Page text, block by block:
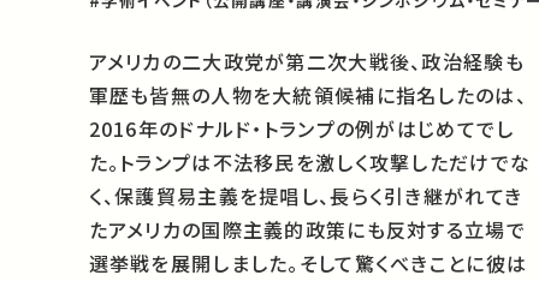
アメリカの二大政党が第二次大戦後、政治経験も
軍歴も皆無の人物を大統領候補に指名したのは、
2016年のドナルド・トランプの例がはじめてでし
た。トランプは不法移民を激しく攻撃しただけでな
く、保護貿易主義を提唱し、長らく引き継がれてき
たアメリカの国際主義的政策にも反対する立場で
選挙戦を展開しました。そして驚くべきことに彼は